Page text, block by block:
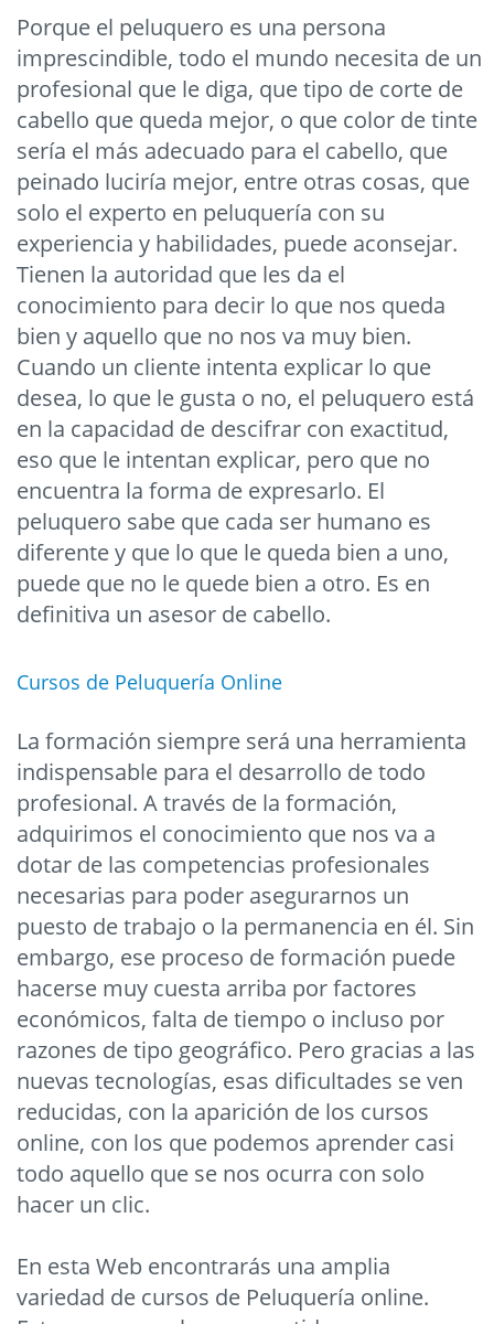
Porque el peluquero es una persona
imprescindible, todo el mundo necesita de un
profesional que le diga, que tipo de corte de
cabello que queda mejor, o que color de tinte
sería el más adecuado para el cabello, que
peinado luciría mejor, entre otras cosas, que
solo el experto en peluquería con su
experiencia y habilidades, puede aconsejar.
Tienen la autoridad que les da el
conocimiento para decir lo que nos queda
bien y aquello que no nos va muy bien.
Cuando un cliente intenta explicar lo que
desea, lo que le gusta o no, el peluquero está
en la capacidad de descifrar con exactitud,
eso que le intentan explicar, pero que no
encuentra la forma de expresarlo. El
peluquero sabe que cada ser humano es
diferente y que lo que le queda bien a uno,
puede que no le quede bien a otro. Es en
definitiva un asesor de cabello.
Cursos de Peluquería Online
La formación siempre será una herramienta
indispensable para el desarrollo de todo
profesional. A través de la formación,
adquirimos el conocimiento que nos va a
dotar de las competencias profesionales
necesarias para poder asegurarnos un
puesto de trabajo o la permanencia en él. Sin
embargo, ese proceso de formación puede
hacerse muy cuesta arriba por factores
económicos, falta de tiempo o incluso por
razones de tipo geográfico. Pero gracias a las
nuevas tecnologías, esas dificultades se ven
reducidas, con la aparición de los cursos
online, con los que podemos aprender casi
todo aquello que se nos ocurra con solo
hacer un clic.
En esta Web encontrarás una amplia
variedad de cursos de Peluquería online.